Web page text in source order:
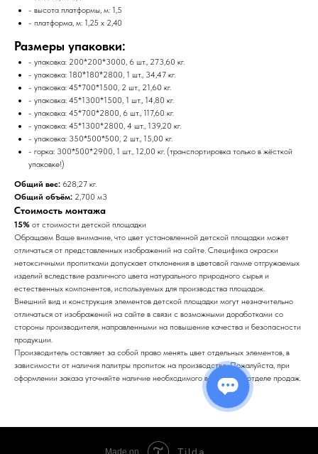
- высота платформы, м: 1,5
- платформа, м: 1,25 x 2,40
Размеры упаковки:
- упаковка: 200*200*3000, 6 шт., 273,60 кг.
- упаковка: 180*180*2800, 1 шт., 34,47 кг.
- упаковка: 45*700*1500, 2 шт., 21,60 кг.
- упаковка: 45*1300*1500, 1 шт., 14,80 кг.
- упаковка: 45*700*2800, 6 шт., 117,60 кг.
- упаковка: 45*1300*2800, 4 шт., 139,20 кг.
- упаковка: 350*500*500, 2 шт., 15,00 кг.
- горка: 300*500*2900, 1 шт., 12,00 кг. (транспортировка только в жёсткой
упаковке!)
Общий вес: 628,27 кг.
Общий объём: 2,700 м3
Стоимость монтажа
15% от стоимости детской площадки
Обращаем Ваше внимание, что цвет установленной детской площадки может
отличаться от представленных изображений на сайте. Специфика окраски
нетоксичными пропитками допускает отклонения в цветовой гамме отгружаемых
изделий вследствие различного цвета натурального природного сырья и
естественных компонентов, используемых для производства площадок.
Внешний вид и конструкция элементов детской площадки могут незначительно
отличаться от изображений на сайте в связи с возможными доработками со
стороны производителя, направленными на повышение качества и безопасности
продукции.
Производитель оставляет за собой право менять цвет отдельных элементов, в
зависимости от наличия палитры пропиток на производстве. Пожалуйста, при
оформлении заказа уточняйте наличие необходимого вам цвета в отделе продаж.
Made on